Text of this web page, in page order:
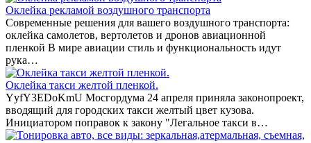
Оклейка рекламой воздушного транспорта
Современные решения для вашего воздушного транспорта:
оклейка самолетов, вертолетов и дронов авиационной
пленкой В мире авиации стиль и функциональность идут
рука…
Оклейка такси желтой пленкой.
YyfY3EDoKmU Мосгордума 24 апреля приняла законопроект,
вводящий для городских такси желтый цвет кузова.
Инициатором поправок к закону "Легальное такси в…